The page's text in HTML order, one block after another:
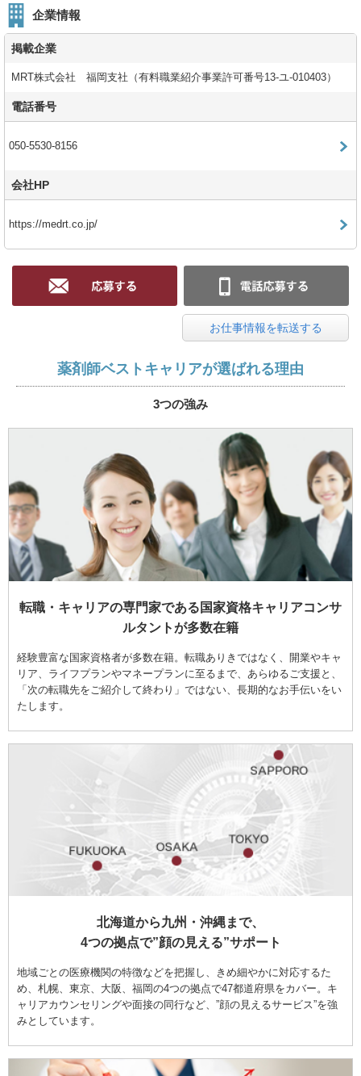
企業情報
掲載企業
MRT株式会社 福岡支社（有料職業紹介事業許可番号13-ユ-010403）
電話番号
050-5530-8156
会社HP
https://medrt.co.jp/
お仕事情報を転送する
薬剤師ベストキャリアが選ばれる理由
3つの強み
転職・キャリアの専門家である国家資格キャリアコンサ
ルタントが多数在籍
経験豊富な国家資格者が多数在籍。転職ありきではなく、開業やキャ
リア、ライフプランやマネープランに至るまで、あらゆるご支援と、
「次の転職先をご紹介して終わり」ではない、長期的なお手伝いをい
たします。
北海道から九州・沖縄まで、
4つの拠点で”顔の見える”サポート
地域ごとの医療機関の特徴などを把握し、きめ細やかに対応するた
め、札幌、東京、大阪、福岡の4つの拠点で47都道府県をカバー。キ
ャリアカウンセリングや面接の同行など、”顔の見えるサービス”を強
みとしています。